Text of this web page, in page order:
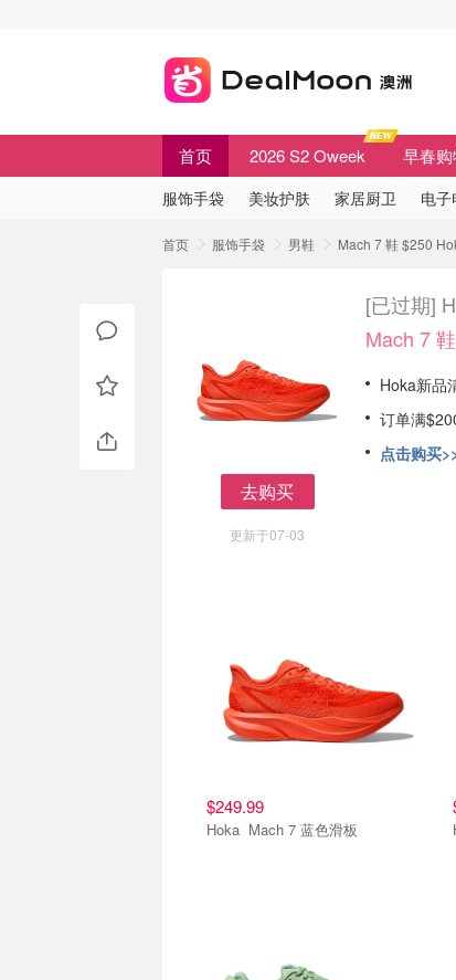
首页 2026 S2 Oweek 早春
服饰手袋 美妆护肤 家居厨卫 电子
首页 服饰手袋 男鞋 Mach 7 鞋 $250
去购买
更新于07-03
[已过期]
Mach 7
Hoka新品
订单满
点击购买
$249.99
Hoka Mach 7 蓝色滑板